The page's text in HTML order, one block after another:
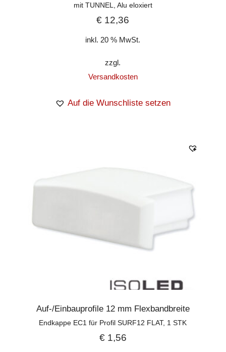
mit TUNNEL, Alu eloxiert
€ 12,36
inkl. 20 % MwSt.
zzgl.
Versandkosten
Auf die Wunschliste setzen
Auf-/Einbauprofile 12 mm Flexbandbreite
Endkappe EC1 für Profil SURF12 FLAT, 1 STK
€1,56